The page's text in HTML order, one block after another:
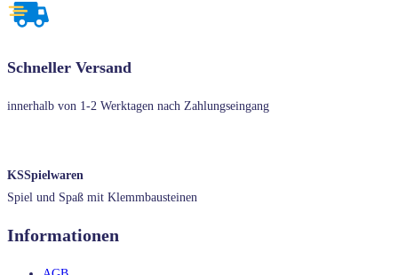
Schneller Versand
innerhalb von 1-2 Werktagen nach Zahlungseingang
KSSpielwaren
Spiel und Spaß mit Klemmbausteinen
Informationen